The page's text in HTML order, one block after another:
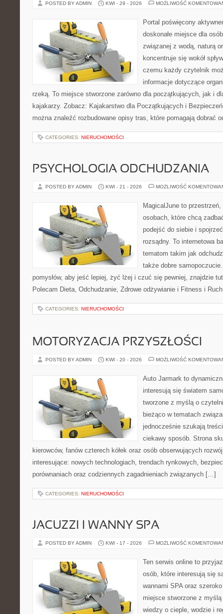
POSTED BY ADMIN KWI - 29 - 2026 MOŻLIWOŚĆ
Portal poświęcony
doskonałe miejsce dla
związanej z wodą, naturą
koncentruje się wokół
czemu każdy czytelnik
informacje dotyczące
rzeką. To miejsce stworzone zarówno dla początkujących, jak i
kajakarzy. Zobacz: Kajakarstwo dla Początkujących i
można znaleźć rozbudowane opisy tras, które pomagają dobrać
CATEGORIES: NIERUCHOMOŚCI
PSYCHOLOGIA ODCHUDZANIA
POSTED BY ADMIN KWI - 21 - 2026 MOŻLIWOŚĆ
MagicalJune to
osobach, które chcą
podejść do siebie i
rozsądny. To internetowa
tematom takim jak
także dobre
pomysłów, aby jeść lepiej, żyć lżej i czuć się pewniej, znajdzie
Polecam Dieta, Odchudzanie, Zdrowe odżywianie i Fitness i
CATEGORIES: NIERUCHOMOŚCI
MOTORYZACJA PRZYSZŁOŚCI
POSTED BY ADMIN KWI - 20 - 2026 MOŻLIWOŚĆ
Auto Jarmark to
interesują się światem
tworzone z myślą o
bieżąco w tematach
jednocześnie szukają
ciekawy sposób. Strona
kierowców, fanów czterech kółek oraz osób obserwujących
interesujące: nowych technologiach, trendach rynkowych,
porównaniach oraz codziennych zagadnieniach związanych […]
CATEGORIES: NIERUCHOMOŚCI
JACUZZI I WANNY SPA
POSTED BY ADMIN KWI - 17 - 2026 MOŻLIWOŚĆ
Ten serwis online to
osób, które interesują się
wannami SPA oraz
miejsce stworzone z
wiedzy o cieple, wodzie i